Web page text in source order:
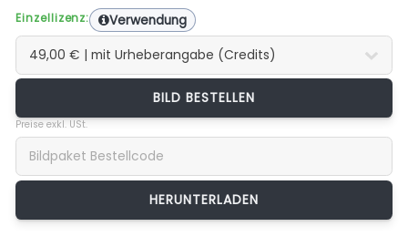
Einzellizenz: Verwendung
BILD BESTELLEN
Preise exkl. USt.